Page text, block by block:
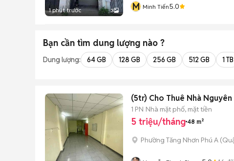
1 phút trước 3 M Minh Tiến5.0
Bạn cần tìm dung lượng nào ?
Dung lượng: 64 GB 128 GB 256 GB 512 GB 1 TB
(5tr) Cho Thuê Nhà
1 PN Nhà mặt phố, mặt tiền
5 triệu/tháng 48 m²
Phường Tăng Nhơn Phú A